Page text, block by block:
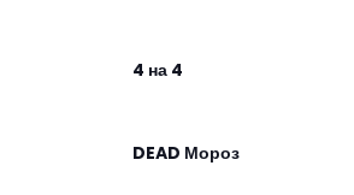
4 на 4
DEAD Мороз